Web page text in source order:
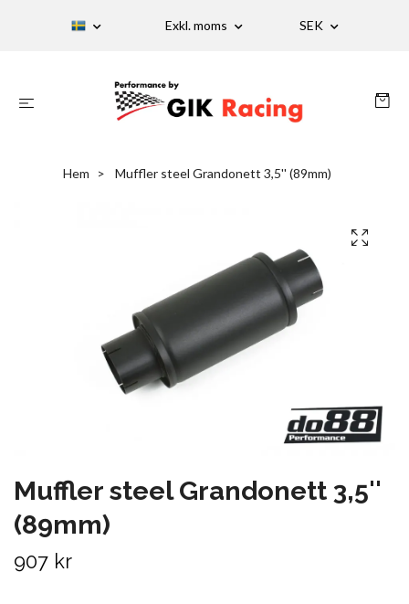
Exkl. moms SEK
Hem Muffler steel Grandonett 3,5'' (89mm)
Muffler steel Grandonett 3,5''
(89mm)
907 kr